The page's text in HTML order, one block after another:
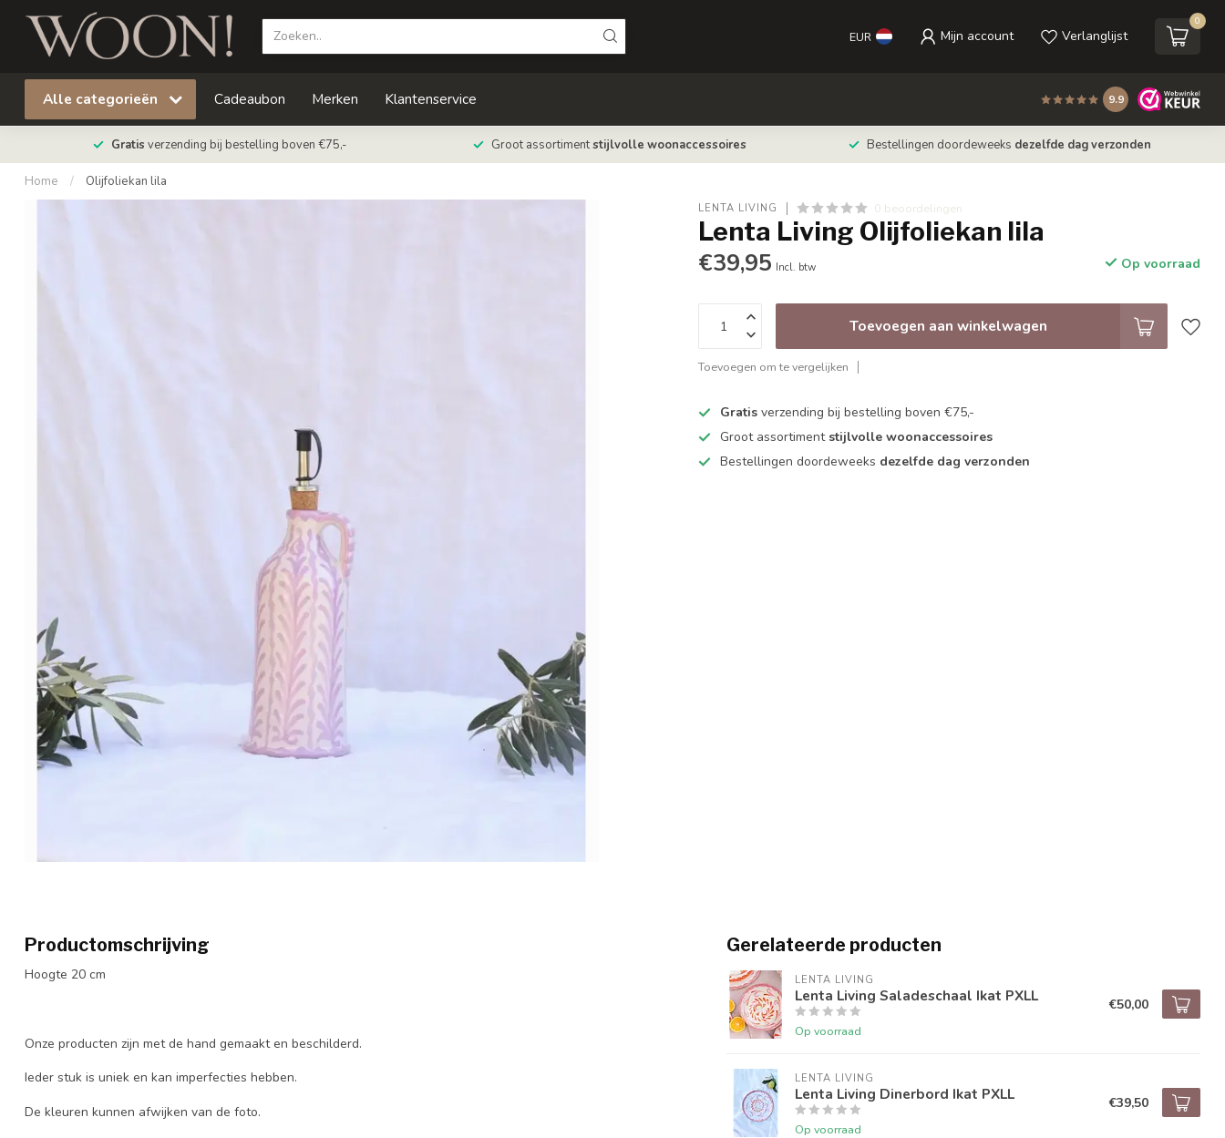
EUR Mijn account Verlanglijst
0
Alle categorieën Cadeaubon Merken Klantenservice 9.9
Gratis verzending bij bestelling boven €75,- Groot assortimentstijlvolle woonaccessoires Bestellingen doordeweeks dezelfde dag verzonden
Home / Olijfoliekan lila
LENTA LIVING 0 beoordelingen
Lenta Living Olijfoliekan lila
€39,95 Incl. btw Op voorraad
Toevoegen aan winkelwagen
Toevoegen om te vergelijken
Gratis verzending bij bestelling boven €75,-
Groot assortiment stijlvolle woonaccessoires
Bestellingen doordeweeks dezelfde dag verzonden
Productomschrijving
Hoogte 20 cm
Onze producten zijn met de hand gemaakt en beschilderd.
Ieder stuk is uniek en kan imperfecties hebben.
De kleuren kunnen afwijken van de foto.
Gerelateerde producten
LENTA LIVING
Lenta Living Saladeschaal Ikat PXLL
Op voorraad
€50,00
LENTA LIVING
Lenta Living Dinerbord Ikat PXLL
Op voorraad
€39,50